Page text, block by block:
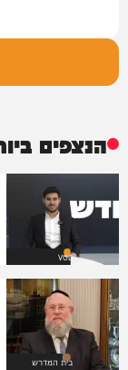
הנצפים
VOD
בית המדרש